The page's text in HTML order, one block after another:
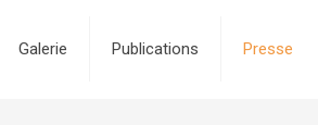
Galerie Publications Presse